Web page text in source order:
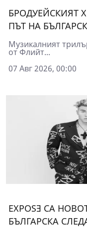
БРОДУЕЙСКИЯТ
ПЪТ НА
Музикалният
от Флийт...
07 Авг 2026, 00:00
EXPOSƎ СА
БЪЛГАРСКА